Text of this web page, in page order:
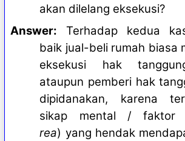
akan dilelang eksekusi?
Answer: Terhadap kedua
baik jual-beli rumah biasa
eksekusi hak
ataupun pemberi hak
dipidanakan, karena
sikap mental / faktor
rea) yang hendak